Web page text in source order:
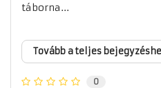
táborna...
Tovább a teljes
0